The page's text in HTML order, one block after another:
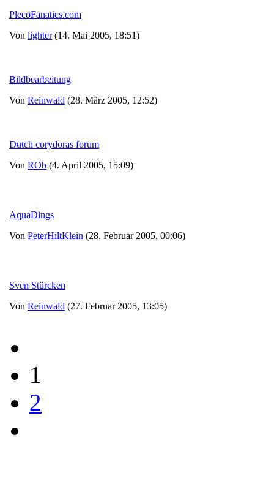
PlecoFanatics.com
Von lighter(14. Mai 2005, 18:51)
Bildbearbeitung
Von Reinwald (28. März 2005, 12:52)
Dutch corydoras forum
Von ROb (4. April 2005, 15:09)
AquaDings
Von PeterHiltKlein (28. Februar 2005, 00:06)
Sven Stürcken
Von Reinwald (27. Februar 2005, 13:05)
1
2